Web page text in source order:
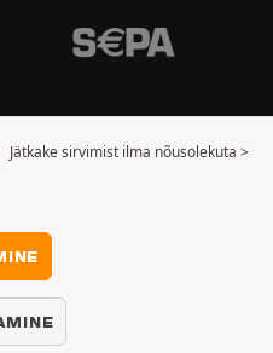
Jätkake sirvimist ilma nõusolekuta >